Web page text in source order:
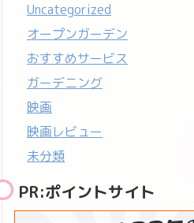
Uncategorized
オープンガーデン
おすすめサービス
ガーデニング
映画
映画レビュー
未分類
PR:ポイントサイト